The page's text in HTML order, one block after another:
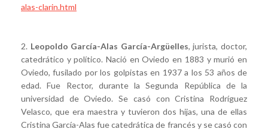
alas-clarin.html
2. Leopoldo García-Alas García-Argüelles, jurista, doctor,
catedrático y político. Nació en Oviedo en 1883 y murió en
Oviedo, fusilado por los golpistas en 1937 a los 53 años de
edad. Fue Rector, durante la Segunda República de la
universidad de Oviedo. Se casó con Cristina Rodríguez
Velasco, que era maestra y tuvieron dos hijas, una de ellas
Cristina García-Alas fue catedrática de francés y se casó con